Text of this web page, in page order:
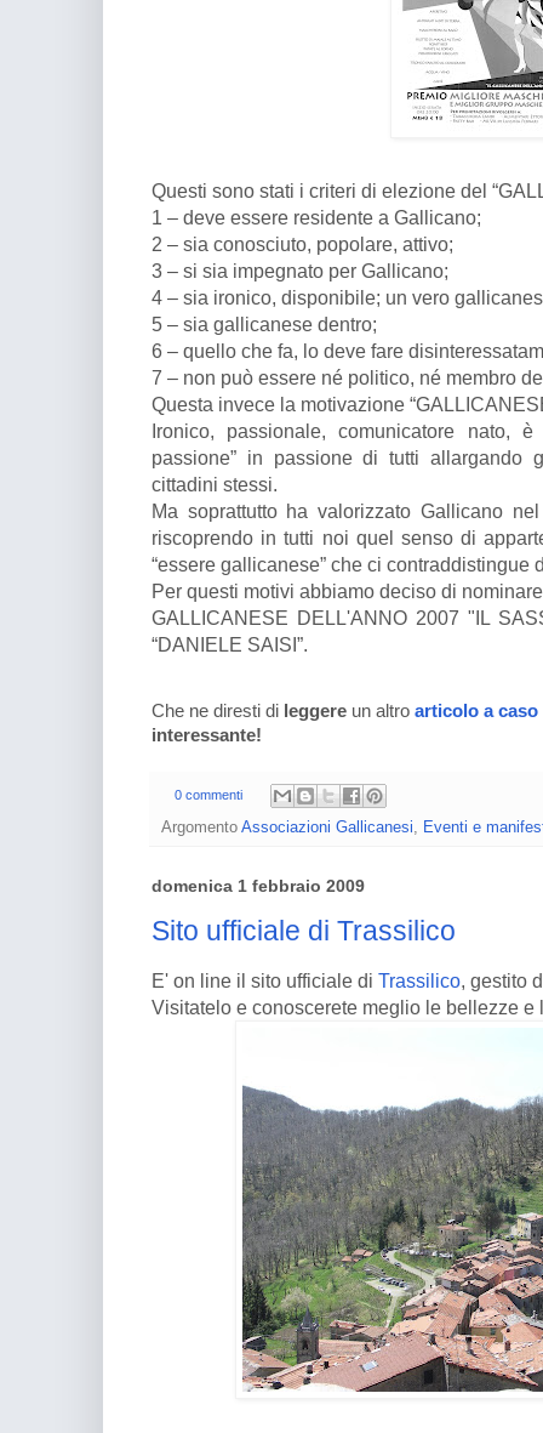
Questi sono stati i criteri di elezione del
1 – deve essere residente a Gallicano;
2 – sia conosciuto, popolare, attivo;
3 – si sia impegnato per Gallicano;
4 – sia ironico, disponibile; un vero
5 – sia gallicanese dentro;
6 – quello che fa, lo deve fare
7 – non può essere né politico, né membro
Questa invece la motivazione
Ironico, passionale, comunicatore nato,
passione” in passione di tutti
cittadini stessi.
Ma soprattutto ha valorizzato Gallicano
riscoprendo in tutti noi quel senso di
“essere gallicanese” che ci contraddistingue
Per questi motivi abbiamo deciso di nominare
GALLICANESE DELL'ANNO 2007 "IL
“DANIELE SAISI”.
Che ne diresti di leggere un altro articolo a caso
interessante!
0 commenti
Argomento Associazioni Gallicanesi, Eventi e
domenica 1 febbraio 2009
Sito ufficiale di Trassilico
E' on line il sito ufficiale di Trassilico, gestito
Visitatelo e conoscerete meglio le bellezze e